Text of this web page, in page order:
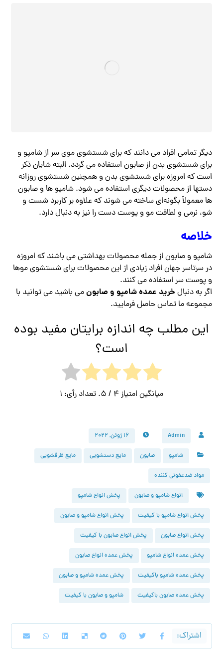
دیگر تمامی افراد می دانند که برای شستشوی موی سر از شامپو و
برای شستشوی بدن از صابون استفاده می گردد. البته شایان ذکر
است که امروزه برای شستشوی بدن و همچنین شستشوی روزانه
دستها از محصولات دیگری استفاده می شود. شامپو ها و صابون
ها معمولاً بگونه‌ای ساخته می شوند که علاوه بر کاربرد شست و
شو، نرمی و لطافت مو و پوست دست را نیز به دنبال دارد.
خلاصه
شامپو و صابون از جمله محصولات بهداشتی می باشند که امروزه
در سرتاسر جهان افراد زیادی از این محصولات برای شستشوی موها
و پوست سر استفاده می کنند.
اگر به دنبال خرید عمده شامپو و صابونمی باشید می توانید با
مجموعه ما تماس حاصل فرمایید.
این مطلب چه اندازه برایتان مفید بوده
است؟
میانگین امتیاز 4 / 5. تعداد رأی: 1
Admin ۱۶ ژوئن, ۲۰۲۲
شامپو صابون مایع دستشویی مایع ظرفشویی
مواد ضدعفونی کننده
انواع شامپو و صابون پخش انواع شامپو
پخش انواع شامپو با کیفیت پخش انواع شامپو و صابون
پخش انواع صابون پخش انواع صابون با کیفیت
پخش عمده انواع شامپو پخش عمده انواع صابون
پخش عمده شامپو باکیفیت پخش عمده شامپو و صابون
پخش عمده صابون باکیفیت شامپو و صابون با کیفیت